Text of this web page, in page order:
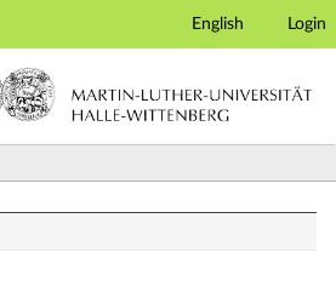
English Login